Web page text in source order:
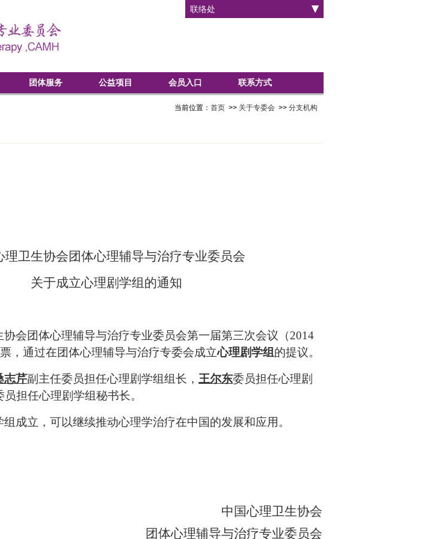
联络处
团体服务 公益项目 会员入口 联系方式
当前位置： 首页 >> 关于专委会 >> 分支机构
理卫生协会团体心理辅导与治疗专业委员会
关于成立心理剧学组的通知
协会团体心理辅导与治疗专业委员会第一届第三次会议（2014
，通过在团体心理辅导与治疗专委会成立心理剧学组的提议。
志芹副主任委员担任心理剧学组组长，王尔东委员担任心理剧
员担任心理剧学组秘书长。
成立，可以继续推动心理学治疗在中国的发展和应用。
中国心理卫生协会
团体心理辅导与治疗专业委员会